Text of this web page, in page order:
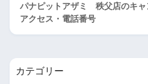
パナピットアザミ 秩父店のキャ
アクセス・電話番号
カテゴリー